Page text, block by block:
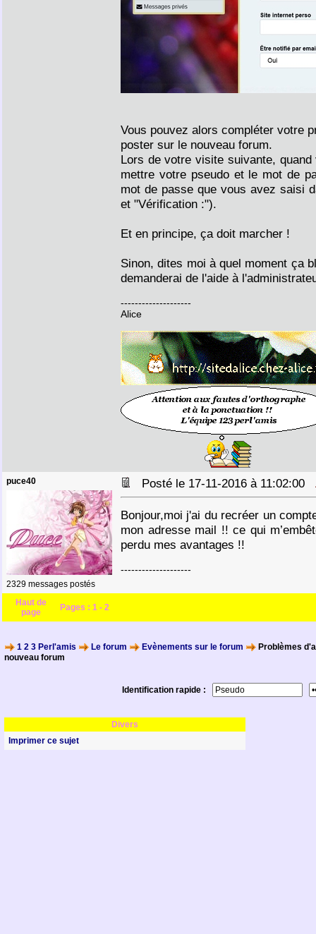
Vous pouvez alors compléter votre
poster sur le nouveau forum.
Lors de votre visite suivante,
mettre votre pseudo et le mot de
mot de passe que vous avez saisi
et "Vérification :").
Et en principe, ça doit marcher !
Sinon, dites moi à quel moment ça
demanderai de l'aide à
--------------------
Alice
puce40
2329 messages postés
Posté le 17-11-2016 à 11:02:00
Bonjour,moi j'ai du recréer un
mon adresse mail !! ce qui
perdu mes avantages !!
--------------------
Haut de
page
Pages : 1 - 2
1 2 3 Perl'amis Le forum Evènements sur le forum
Problèmes
nouveau forum
Identification rapide :
Divers
Imprimer ce sujet